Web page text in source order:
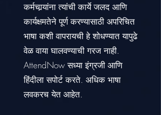
कर्मचार्‍यांना त्यांची कार्ये जलद आणि
कार्यक्षमतेने पूर्ण करण्यासाठी अपरिचित
भाषा कशी वापरायची हे शोधण्यात यापुढे
वेळ वाया घालवण्याची गरज नाही.
AttendNow सध्या इंग्रजी आणि
हिंदीला सपोर्ट करते. अधिक भाषा
लवकरच येत आहेत.